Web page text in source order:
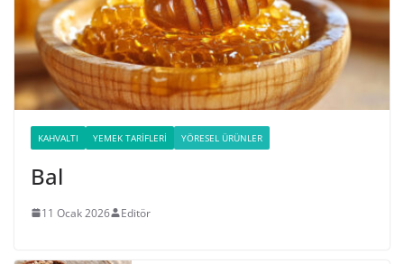
KAHVALTI YEMEK TARIFLERI YÖRESEL ÜRÜNLER
Bal
11 Ocak 2026 Editör